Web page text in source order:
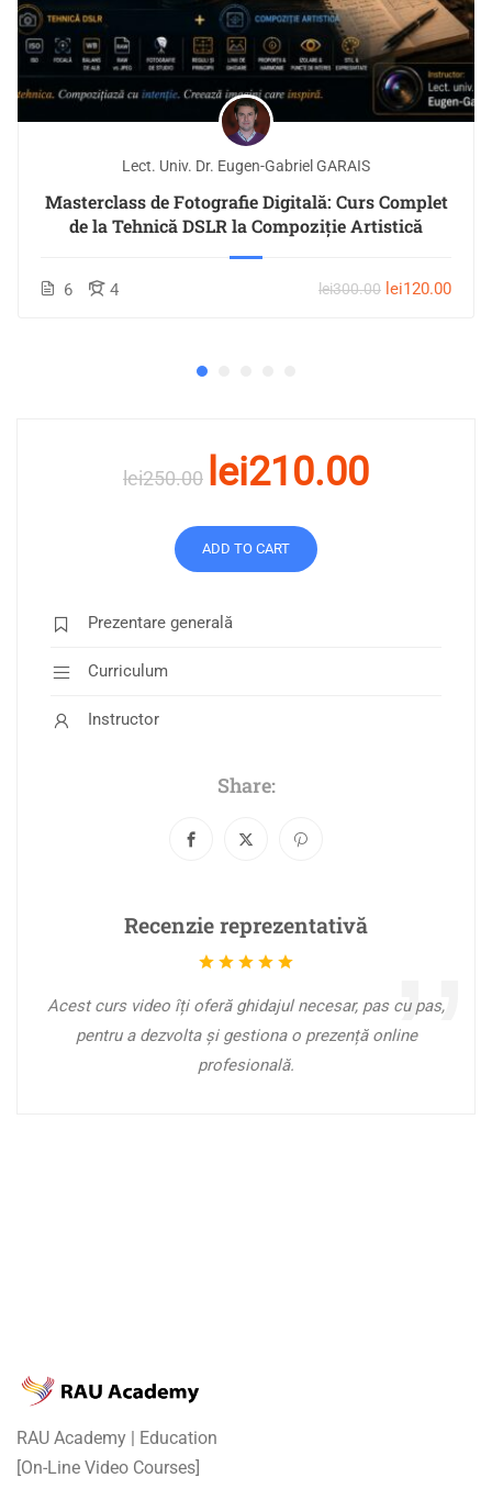
Lect. Univ. Dr. Eugen-Gabriel GARAIS
Masterclass de Fotografie Digitală: Curs Complet
de la Tehnică DSLR la Compoziție Artistică
6 4 lei300.00 lei120.00
lei250.00 lei210.00
ADD TO CART
Prezentare generală
Curriculum
Instructor
Share:
Recenzie reprezentativă
Acest curs video îți oferă ghidajul necesar, pas cu pas,
pentru a dezvolta și gestiona o prezență online
profesională.
RAU Academy | Education
[On-Line Video Courses]